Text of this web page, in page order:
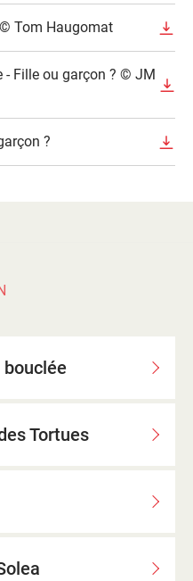
Tom Haugomat
- Fille ou garçon ? © JM
?
Tortues